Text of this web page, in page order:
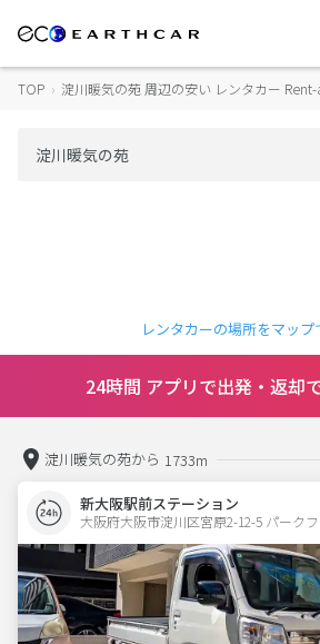
TOP › 淀川暖気の苑 周辺の安い レンタカー
レンタカーの場所をマップ
24時間 アプリで出発・返却
淀川暖気の苑から 1733m
新大阪駅前ステーション
大阪府大阪市淀川区宮原2-12-5 パーク